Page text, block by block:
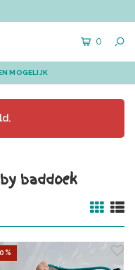
0
MOGELIJK
baddoek